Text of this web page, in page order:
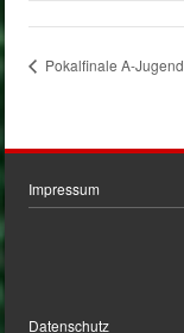
Pokalfinale A-Jugend
Impressum
Datenschutz